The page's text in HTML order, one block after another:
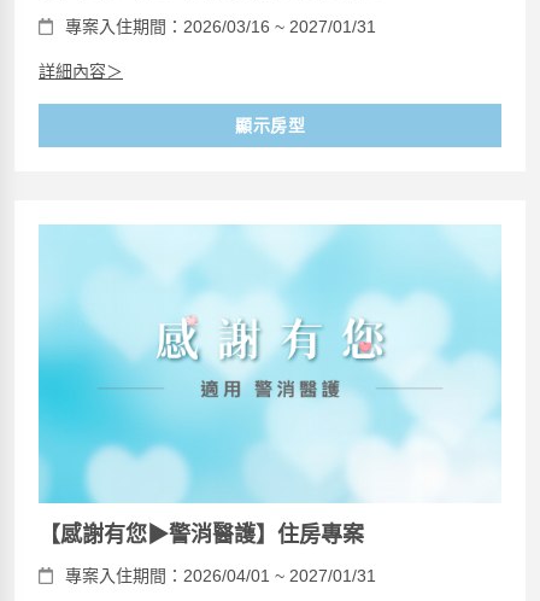
專案入住期間：2026/03/16 ~ 2027/01/31
詳細內容＞
顯示房型
【感謝有您▶警消醫護】住房專案
專案入住期間：2026/04/01 ~ 2027/01/31